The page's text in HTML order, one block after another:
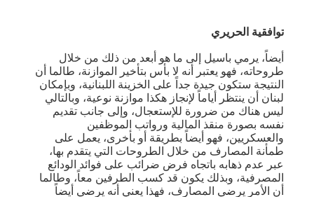
توافقية الحريري
أيضاً، يرمي باسيل إلى ما هو أبعد من ذلك من خلال
طروحاته، فهو يعتبر أنه لا بأس بتأخير الموازنة، طالما أن
النتيجة ستكون جيدة جداً على الخزينة اللبنانية، وبإمكان
لبنان أن ينتظر أياماً لإنجاز هكذا موازنة نوعية، وبالتالي
ليس هناك من ضرورة للإستعجال، وإلى جانب تقديم
نفسه بصورة منقذ المالية ورواتب الموظفين
والعسكريين، فهو أيضاً بطريقة أو بأخرى، يعمل على
طمأنة المصارف من خلال الطروحات التي يتقدم بها،
عبر عدم ذهابه باتجاه فرض ضرائب على فوائد الودائع
المصرفية، وبذلك يكون قد كسب الطرفين معاً، وطالما
أن الأمر يرضي المصارف، فهذا يعني أنه يرضي أيضاً